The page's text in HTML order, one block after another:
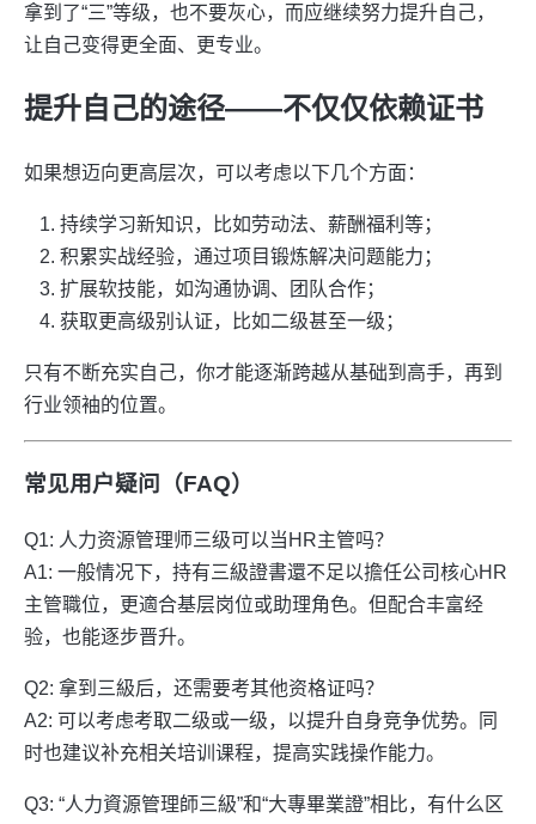
拿到了“三”等级，也不要灰心，而应继续努力提升自己，
让自己变得更全面、更专业。
提升自己的途径——不仅仅依赖证书
如果想迈向更高层次，可以考虑以下几个方面：
持续学习新知识，比如劳动法、薪酬福利等；
积累实战经验，通过项目锻炼解决问题能力；
扩展软技能，如沟通协调、团队合作；
获取更高级别认证，比如二级甚至一级；
只有不断充实自己，你才能逐渐跨越从基础到高手，再到
行业领袖的位置。
常见用户疑问（FAQ）
Q1: 人力资源管理师三级可以当HR主管吗？
A1: 一般情况下，持有三級證書還不足以擔任公司核心HR
主管職位，更適合基层岗位或助理角色。但配合丰富经
验，也能逐步晋升。
Q2: 拿到三級后，还需要考其他资格证吗？
A2: 可以考虑考取二级或一级，以提升自身竞争优势。同
时也建议补充相关培训课程，提高实践操作能力。
Q3: “人力資源管理師三級”和“大專畢業證”相比，有什么区